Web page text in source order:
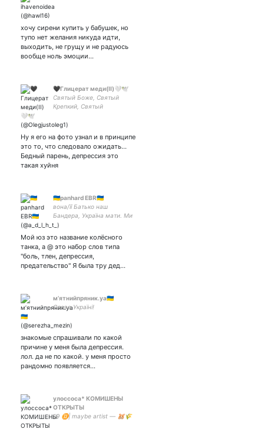
хочу сирени купить у бабушек, но
тупо нет желания никуда идти,
выходить, не грущу и не радуюсь
вообще ноль эмоции…
🖤Глицерат меди(II)🤍🕊
Святый Боже, Святый
Крепкий, Святый
нас
Ну я его на фото узнал и в принципе
это то, что следовало ожидать...
Бедный парень, депрессия это
такая хуйня
🇺🇦panhard EBR🇺🇦
вона/її Батько наш
Бандера, Україна мати. Ми
за Україну будем воювати
Мой юз это название колёсного
танка, а @ это набор слов типа
"боль, тлен, депрессия,
предательство" Я была тру дед…
м’ятнийпряник.уа🇺🇦
Слава Україні!
знакомые спрашивали по какой
причине у меня была депрессия.
лол. да не по какой. у меня просто
рандомно появляется…
улоссоса* КОМИШЕНЫ
ОТКРЫТЫ
19 ♊️| maybe artist — 🐹🌾